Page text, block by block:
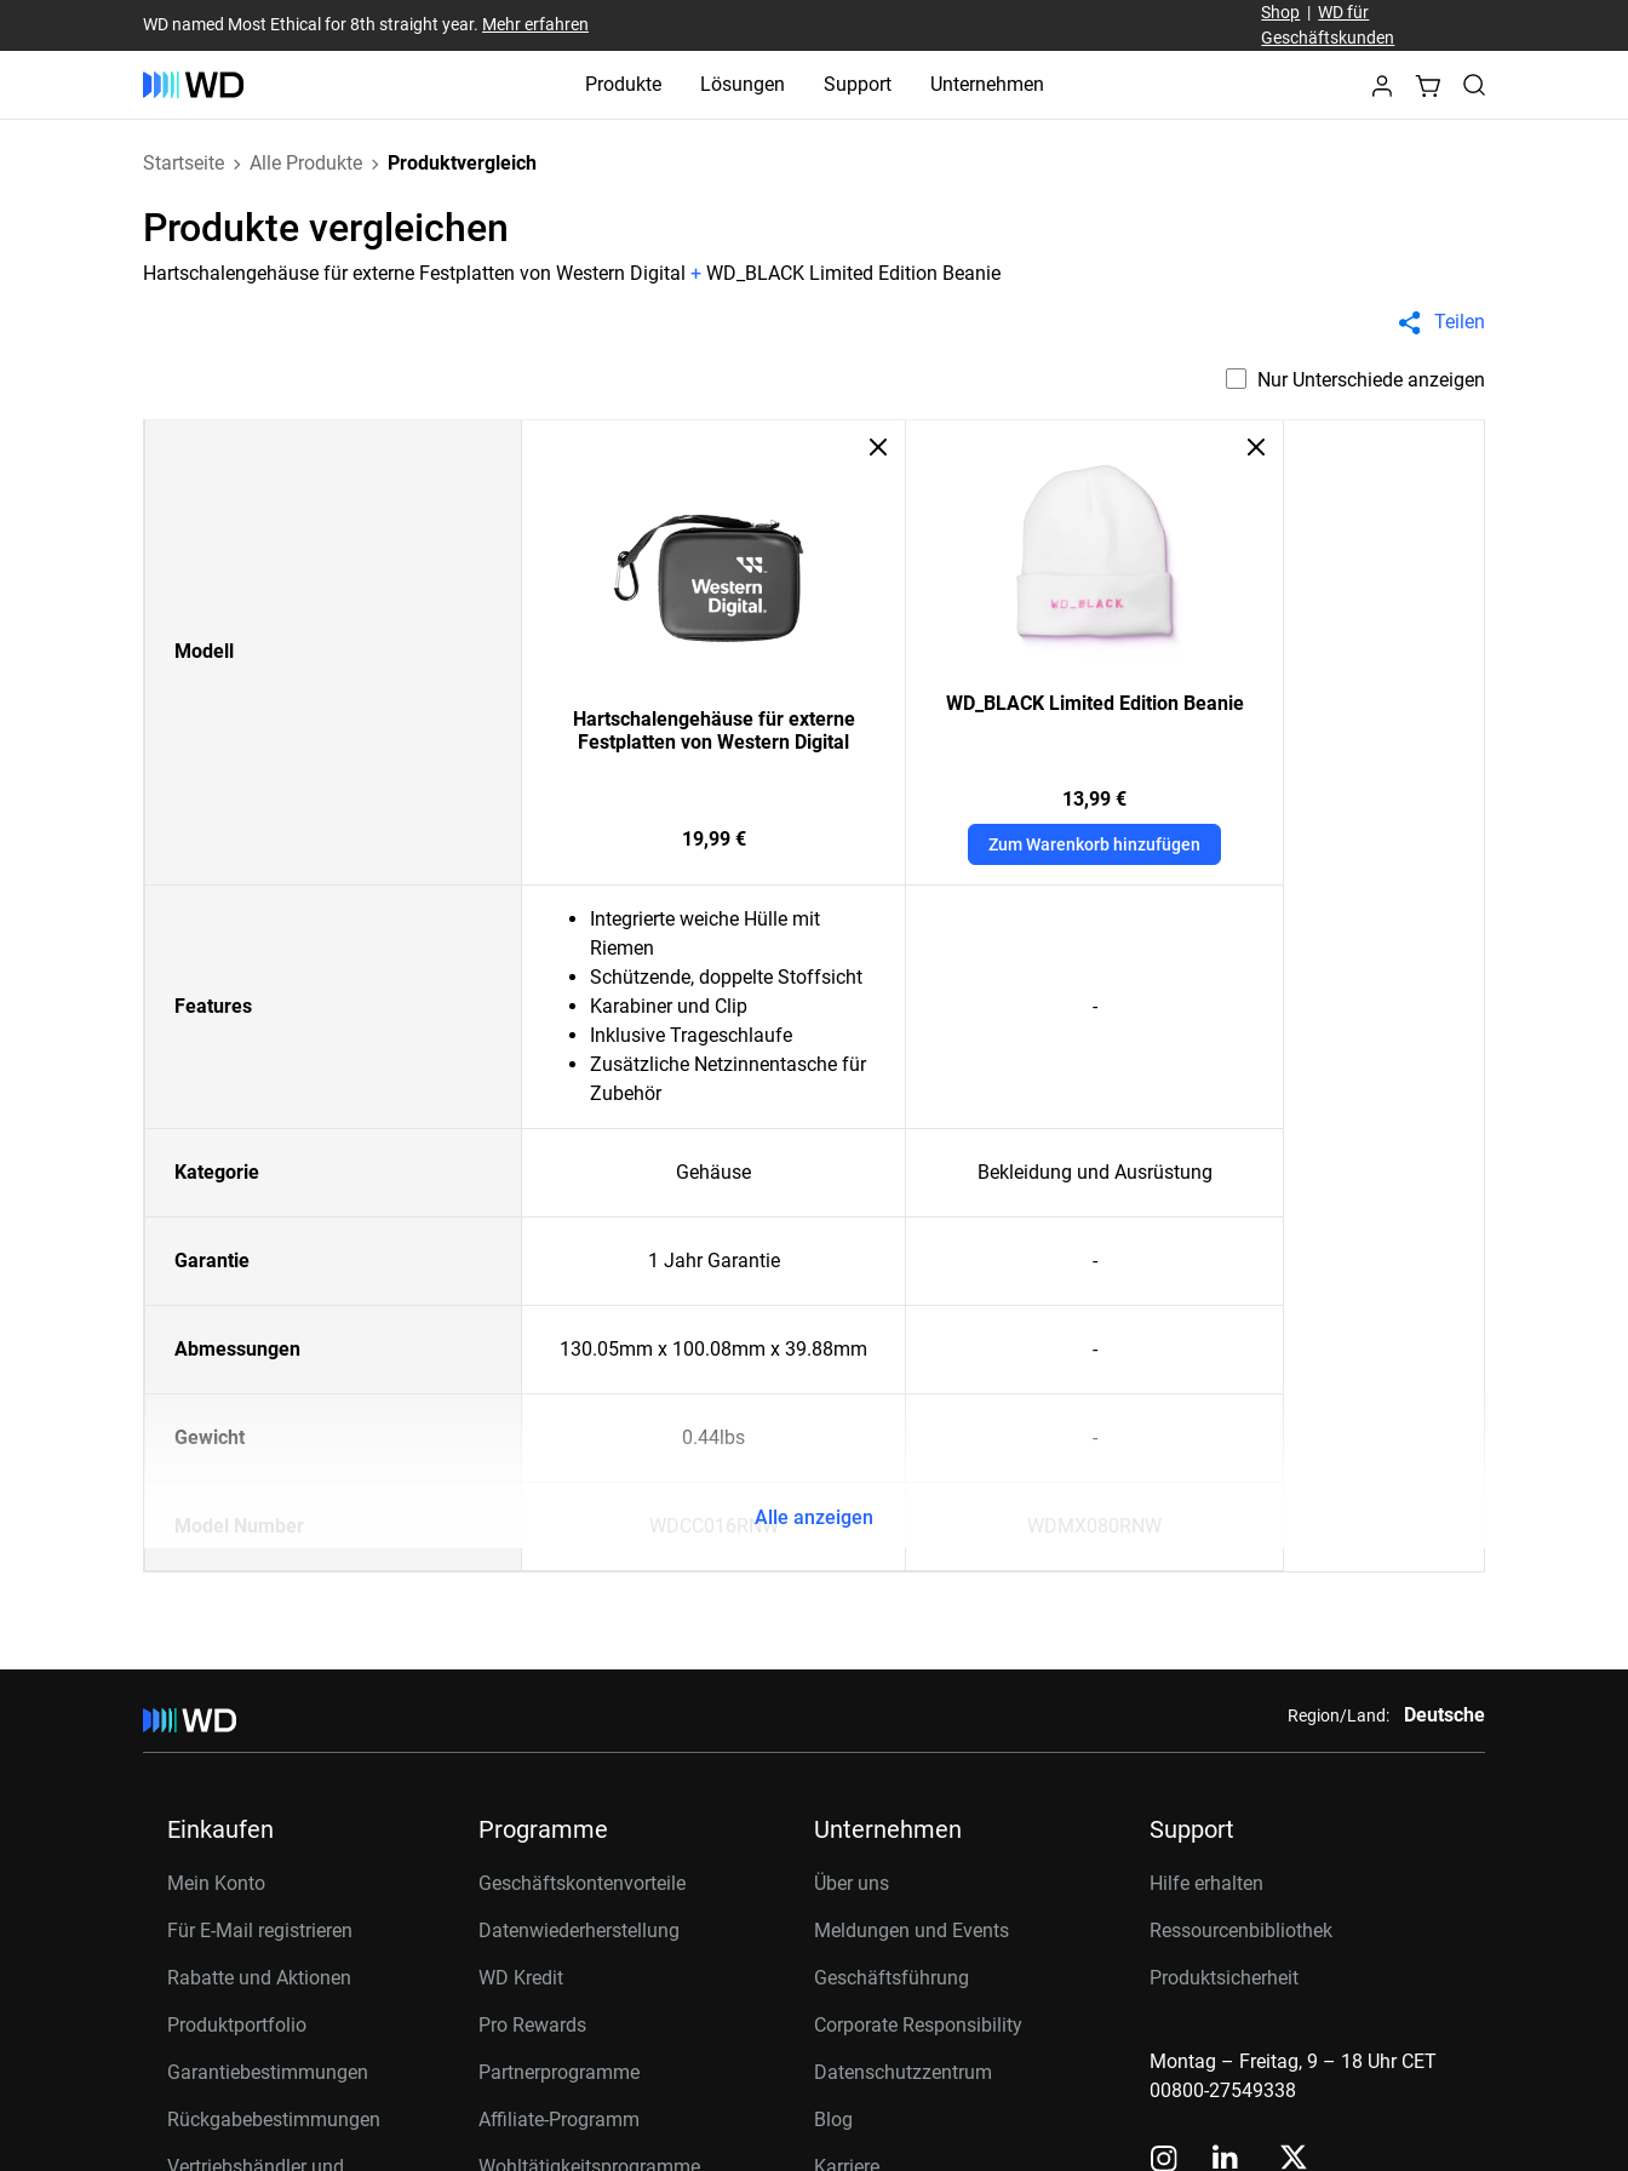
WD named Most Ethical for 8th straight year. Mehr erfahren
Shop |WD für
Geschäftskunden
Produkte Lösungen Support Unternehmen
Startseite Alle Produkte Produktvergleich
Produkte vergleichen
Hartschalengehäuse für externe Festplatten von Western Digital + WD_BLACK Limited Edition Beanie
Teilen
Nur Unterschiede anzeigen
Modell
Hartschalengehäuse für externe
Festplatten von Western Digital
19,99 €
WD_BLACK Limited Edition Beanie
13,99 €
Zum Warenkorb hinzufügen
Features
Integrierte weiche Hülle mit
Riemen
Schützende, doppelte Stoffsicht
Karabiner und Clip
Inklusive Trageschlaufe
Zusätzliche Netzinnentasche für
Zubehör
-
Kategorie Gehäuse Bekleidung und Ausrüstung
Garantie 1 Jahr Garantie -
Abmessungen 130.05mm x 100.08mm x 39.88mm -
Gewicht 0.44lbs -
Model Number WDCC016RNW WDMX080RNW
Alle anzeigen
Region/Land: Deutsche
Einkaufen
Mein Konto
Für E-Mail registrieren
Rabatte und Aktionen
Produktportfolio
Garantiebestimmungen
Rückgabebestimmungen
Programme
Geschäftskontenvorteile
Datenwiederherstellung
WD Kredit
Pro Rewards
Partnerprogramme
Affiliate-Programm
Unternehmen
Über uns
Meldungen und Events
Geschäftsführung
Corporate Responsibility
Datenschutzzentrum
Blog
Support
Hilfe erhalten
Ressourcenbibliothek
Produktsicherheit
Montag – Freitag, 9 – 18 Uhr CET
00800-27549338